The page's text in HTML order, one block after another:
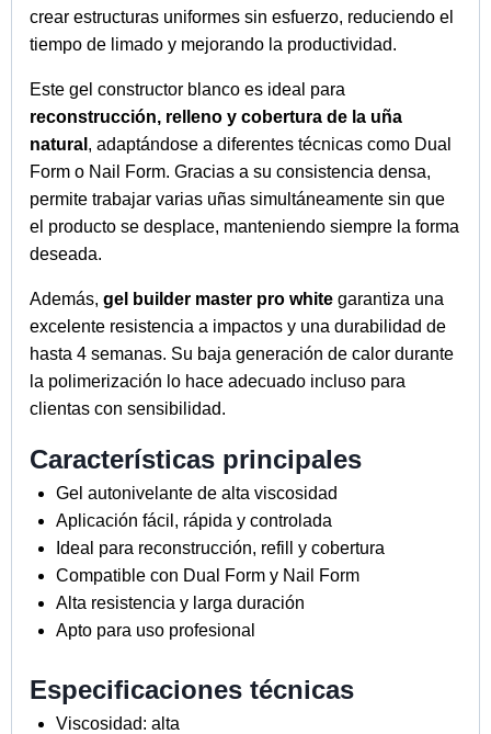
crear estructuras uniformes sin esfuerzo, reduciendo el
tiempo de limado y mejorando la productividad.
Este gel constructor blanco es ideal para
reconstrucción, relleno y cobertura de la uña
natural , adaptándose a diferentes técnicas como Dual
Form o Nail Form. Gracias a su consistencia densa,
permite trabajar varias uñas simultáneamente sin que
el producto se desplace, manteniendo siempre la forma
deseada.
Además, gel builder master pro white garantiza una
excelente resistencia a impactos y una durabilidad de
hasta 4 semanas. Su baja generación de calor durante
la polimerización lo hace adecuado incluso para
clientas con sensibilidad.
Características principales
Gel autonivelante de alta viscosidad
Aplicación fácil, rápida y controlada
Ideal para reconstrucción, refill y cobertura
Compatible con Dual Form y Nail Form
Alta resistencia y larga duración
Apto para uso profesional
Especificaciones técnicas
Viscosidad: alta